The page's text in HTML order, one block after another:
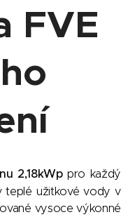
FVE
2,18kWppro každý
teplé užitkové vody v
vysoce výkonné